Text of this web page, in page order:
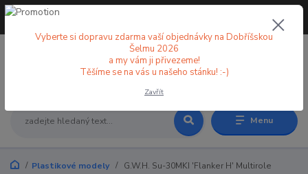
Menu
+420 773 998 582
Plastikové modely
G.W.H. Su-30MKI 'Flanker H' Multirole
Vyberte si dopravu zdarma vaší objednávky na Dobříšskou
Šelmu 2026
a my vám ji přivezeme!
Těšíme se na vás u našeho stánku! :-)
Zavřít